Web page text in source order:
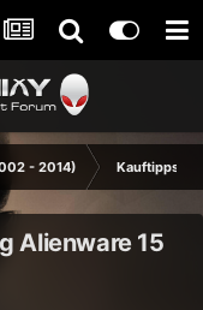
- 2014) Kauftipps &
Alienware 15